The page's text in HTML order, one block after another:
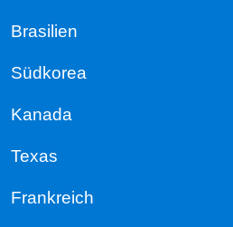
Brasilien
Südkorea
Kanada
Texas
Frankreich